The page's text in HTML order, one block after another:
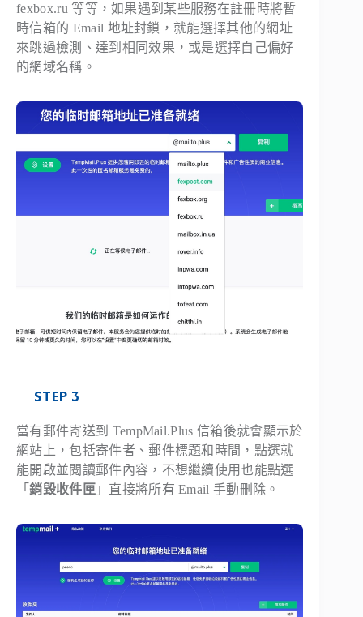
fexbox.ru 等等，如果遇到某些服務在註冊時將暫
時信箱的 Email 地址封鎖，就能選擇其他的網址
來跳過檢測、達到相同效果，或是選擇自己偏好
的網域名稱。
STEP 3
當有郵件寄送到 TempMail.Plus 信箱後就會顯示於
網站上，包括寄件者、郵件標題和時間，點選就
能開啟並閱讀郵件內容，不想繼續使用也能點選
「銷毀收件匣 」直接將所有 Email 手動刪除。